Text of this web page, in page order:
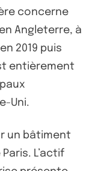
concerne
Angleterre, à
2019 puis
entièrement
Uni.
un bâtiment
L’actif